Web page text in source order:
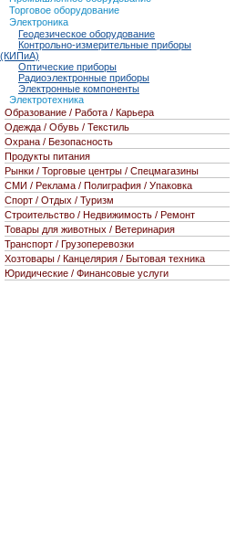
Торговое оборудование
Электроника
Геодезическое оборудование
Контрольно-измерительные приборы
(КИПиА)
Оптические приборы
Радиоэлектронные приборы
Электронные компоненты
Электротехника
Образование / Работа / Карьера
Одежда / Обувь / Текстиль
Охрана / Безопасность
Продукты питания
Рынки / Торговые центры / Спецмагазины
СМИ / Реклама / Полиграфия / Упаковка
Спорт / Отдых / Туризм
Строительство / Недвижимость / Ремонт
Товары для животных / Ветеринария
Транспорт / Грузоперевозки
Хозтовары / Канцелярия / Бытовая техника
Юридические / Финансовые услуги